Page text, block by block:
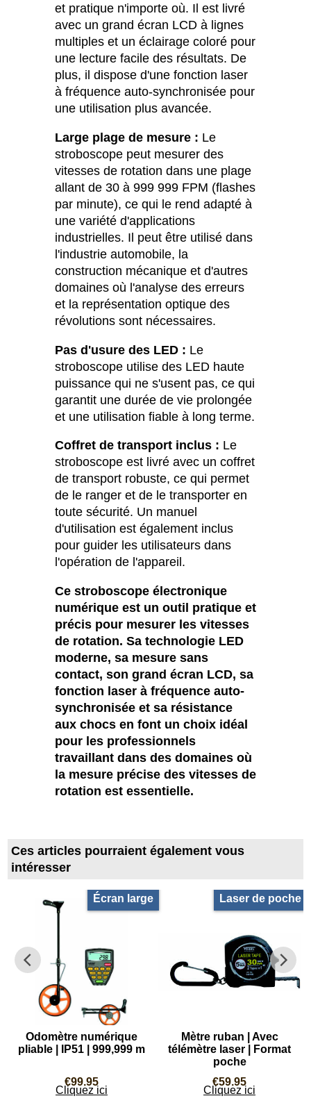
et pratique n'importe où. Il est livré
avec un grand écran LCD à lignes
multiples et un éclairage coloré pour
une lecture facile des résultats. De
plus, il dispose d'une fonction laser
à fréquence auto-synchronisée pour
une utilisation plus avancée.
Large plage de mesure : Le
stroboscope peut mesurer des
vitesses de rotation dans une plage
allant de 30 à 999 999 FPM (flashes
par minute), ce qui le rend adapté à
une variété d'applications
industrielles. Il peut être utilisé dans
l'industrie automobile, la
construction mécanique et d'autres
domaines où l'analyse des erreurs
et la représentation optique des
révolutions sont nécessaires.
Pas d'usure des LED : Le
stroboscope utilise des LED haute
puissance qui ne s'usent pas, ce qui
garantit une durée de vie prolongée
et une utilisation fiable à long terme.
Coffret de transport inclus : Le
stroboscope est livré avec un coffret
de transport robuste, ce qui permet
de le ranger et de le transporter en
toute sécurité. Un manuel
d'utilisation est également inclus
pour guider les utilisateurs dans
l'opération de l'appareil.
Ce stroboscope électronique
numérique est un outil pratique et
précis pour mesurer les vitesses
de rotation. Sa technologie LED
moderne, sa mesure sans
contact, son grand écran LCD, sa
fonction laser à fréquence auto-
synchronisée et sa résistance
aux chocs en font un choix idéal
pour les professionnels
travaillant dans des domaines où
la mesure précise des vitesses de
rotation est essentielle.
Ces articles pourraient également vous
intéresser
Écran large
Odomètre numérique
pliable | IP51 | 999,999 m
€99.95
Cliquez ici
Laser de poche
Mètre ruban | Avec
télémètre laser | Format
poche
€59.95
Cliquez ici